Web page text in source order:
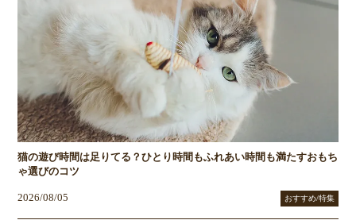
猫の遊び時間は足りてる？ひとり時間もふれあい時間も満たすおもち
ゃ選びのコツ
2026/08/05 おすすめ/特集